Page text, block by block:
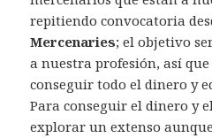
repitiendo convocatoria
Mercenaries; el objetivo
a nuestra profesión, así
conseguir todo el dinero y
Para conseguir el dinero y
explorar un extenso